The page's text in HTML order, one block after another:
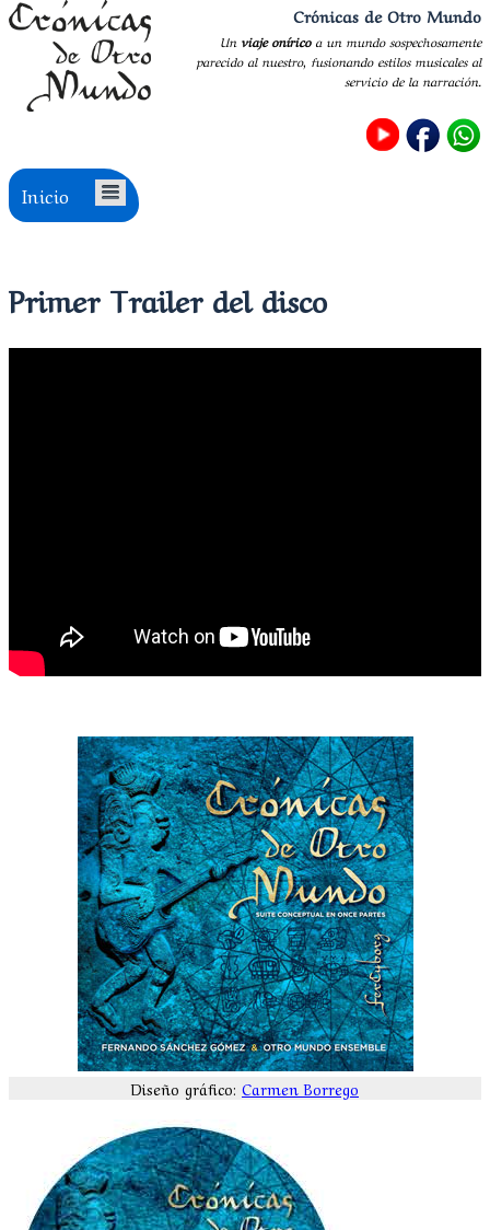
Crónicas de Otro Mundo
Un viaje oníricoa un mundo sospechosamente
parecido al nuestro, fusionando estilos musicales al
servicio de la narración.
Inicio
Primer Trailer del disco
Diseño gráfico: Carmen Borrego